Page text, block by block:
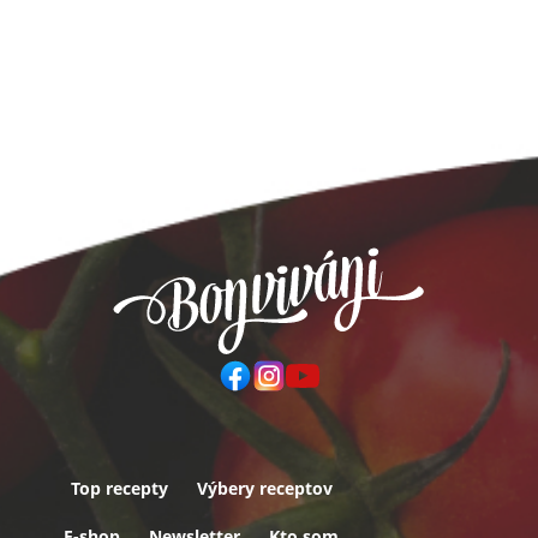
Top recepty Výbery receptov